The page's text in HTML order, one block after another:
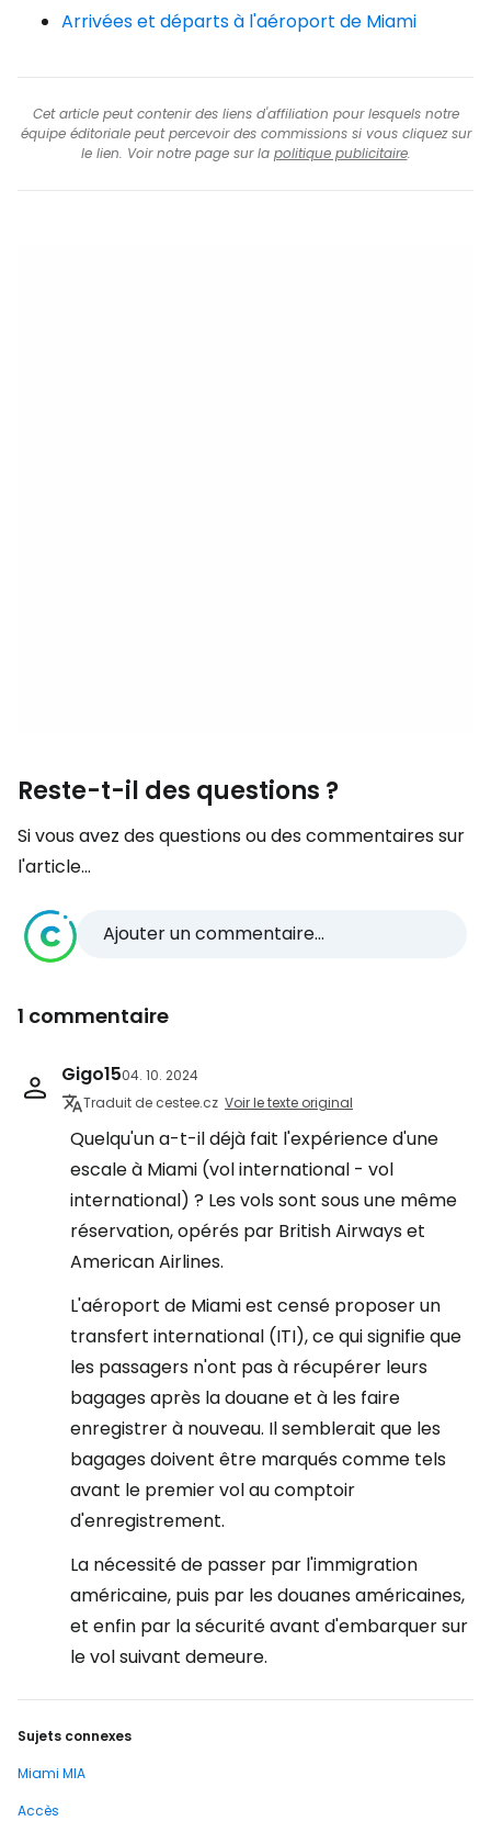
Arrivées et départs à l'aéroport de Miami
Cet article peut contenir des liens d'affiliation pour lesquels notre
équipe éditoriale peut percevoir des commissions si vous cliquez sur
le lien. Voir notre page sur la politique publicitaire.
Reste-t-il des questions ?
Si vous avez des questions ou des commentaires sur
l'article...
Ajouter un commentaire...
1 commentaire
Gigo1504. 10. 2024
Traduit de cestee.cz Voir le texte original
Quelqu'un a-t-il déjà fait l'expérience d'une
escale à Miami (vol international - vol
international) ? Les vols sont sous une même
réservation, opérés par British Airways et
American Airlines.
L'aéroport de Miami est censé proposer un
transfert international (ITI), ce qui signifie que
les passagers n'ont pas à récupérer leurs
bagages après la douane et à les faire
enregistrer à nouveau. Il semblerait que les
bagages doivent être marqués comme tels
avant le premier vol au comptoir
d'enregistrement.
La nécessité de passer par l'immigration
américaine, puis par les douanes américaines,
et enfin par la sécurité avant d'embarquer sur
le vol suivant demeure.
Sujets connexes
Miami MIA
Accès